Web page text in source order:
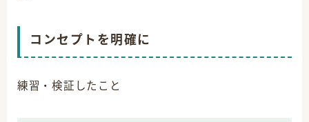
コンセプトを明確に
練習・検証したこと